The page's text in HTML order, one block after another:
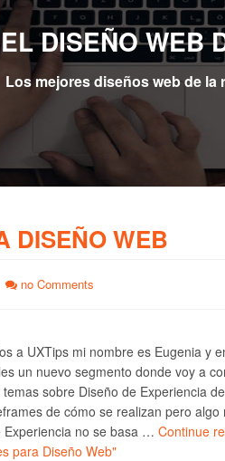
DISEÑO WEB
Los mejores diseños web de la
DISEÑO WEB
no Comments
a UXTips mi nombre es Eugenia y
un nuevo segmento donde voy a
sobre Diseño de Experiencia
de cómo se realizan pero
Experiencia no se basa … Continue
para Diseño Web"